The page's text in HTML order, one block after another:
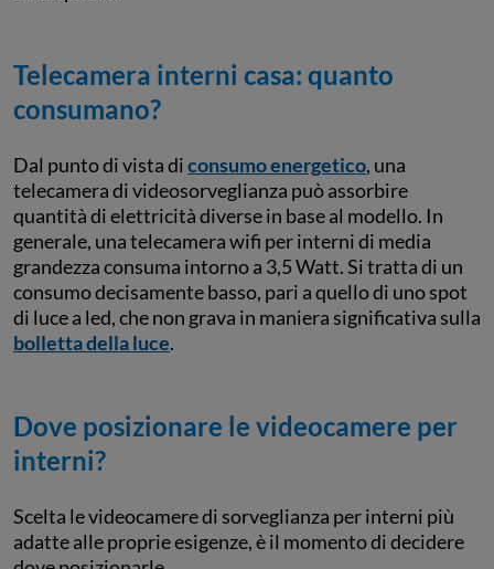
Telecamera interni casa: quanto
consumano?
Dal punto di vista diconsumo energetico, una
telecamera di videosorveglianza può assorbire
quantità di elettricità diverse in base al modello. In
generale, una telecamera wifi per interni di media
grandezza consuma intorno a 3,5 Watt. Si tratta di un
consumo decisamente basso, pari a quello di uno spot
di luce a led, che non grava in maniera significativa sulla
bolletta della luce.
Dove posizionare le videocamere per
interni?
Scelta le videocamere di sorveglianza per interni più
adatte alle proprie esigenze, è il momento di decidere